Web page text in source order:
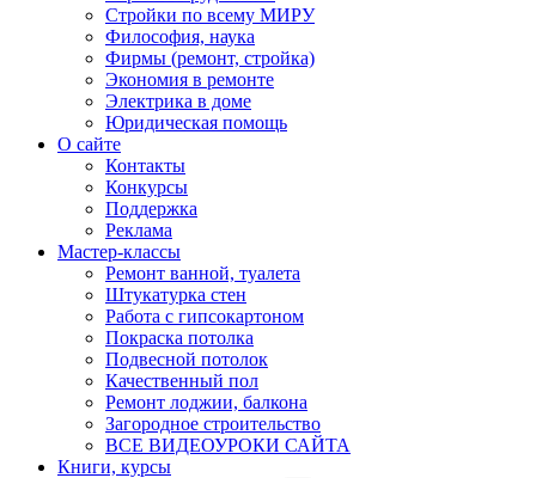
Стройки по всему МИРУ
Философия, наука
Фирмы (ремонт, стройка)
Экономия в ремонте
Электрика в доме
Юридическая помощь
О сайте
Контакты
Конкурсы
Поддержка
Реклама
Мастер-классы
Ремонт ванной, туалета
Штукатурка стен
Работа с гипсокартоном
Покраска потолка
Подвесной потолок
Качественный пол
Ремонт лоджии, балкона
Загородное строительство
ВСЕ ВИДЕОУРОКИ САЙТА
Книги, курсы